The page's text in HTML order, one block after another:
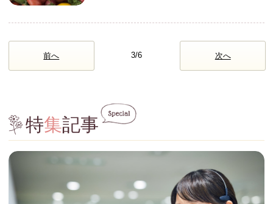
3/6
前へ 次へ
特集記事